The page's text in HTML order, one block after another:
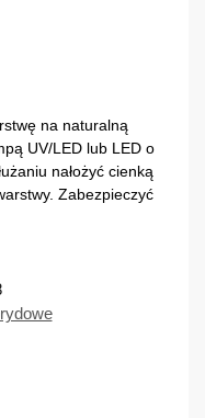
na naturalną
UV/LED lub LED o
nałożyć cienką
Zabezpieczyć